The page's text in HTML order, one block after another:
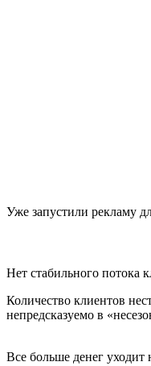
Уже запустили рекламу
Нет стабильного потока
Количество клиентов
непредсказуемо в
Все больше денег уходит